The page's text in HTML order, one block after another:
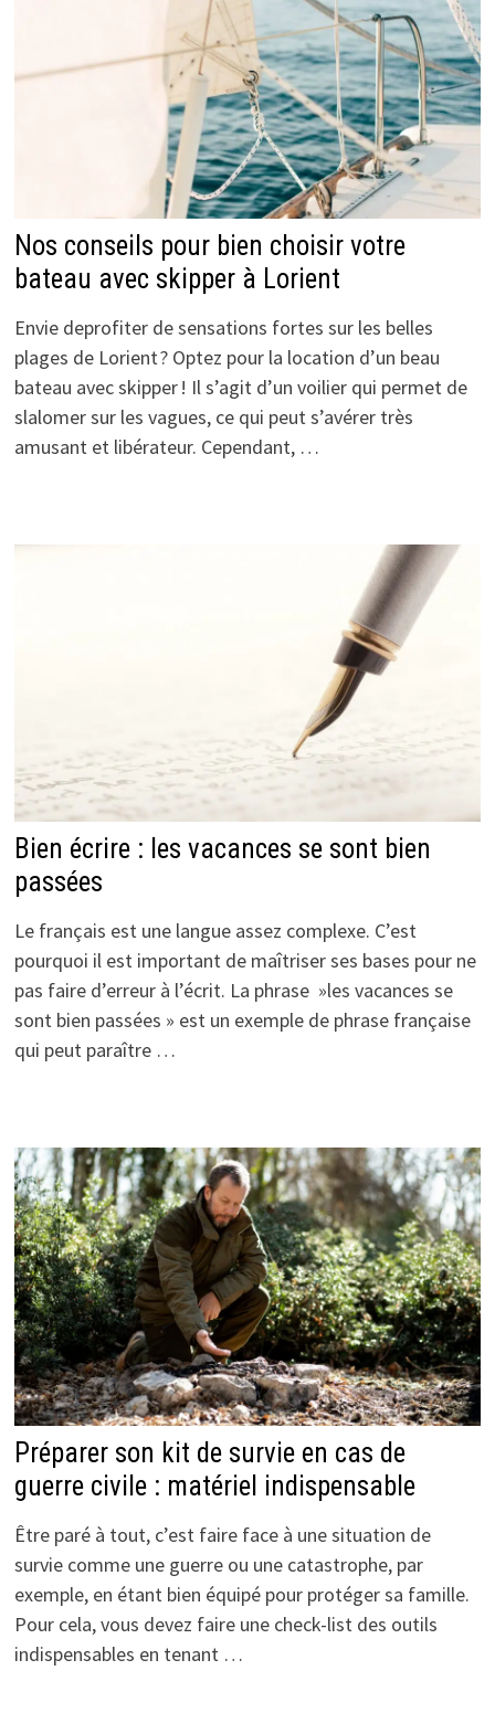
Nos conseils pour bien choisir votre
bateau avec skipper à Lorient
Envie deprofiter de sensations fortes sur les belles
plages de Lorient ? Optez pour la location d’un beau
bateau avec skipper ! Il s’agit d’un voilier qui permet de
slalomer sur les vagues, ce qui peut s’avérer très
amusant et libérateur. Cependant, …
Bien écrire : les vacances se sont bien
passées
Le français est une langue assez complexe. C’est
pourquoi il est important de maîtriser ses bases pour ne
pas faire d’erreur à l’écrit. La phrase »les vacances se
sont bien passées » est un exemple de phrase française
qui peut paraître …
Préparer son kit de survie en cas de
guerre civile : matériel indispensable
Être paré à tout, c’est faire face à une situation de
survie comme une guerre ou une catastrophe, par
exemple, en étant bien équipé pour protéger sa famille.
Pour cela, vous devez faire une check-list des outils
indispensables en tenant …